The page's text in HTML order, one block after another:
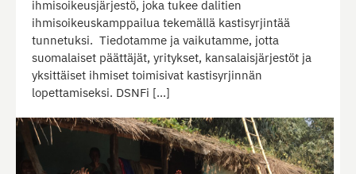
ihmisoikeusjärjestö, joka tukee dalitien
ihmisoikeuskamppailua tekemällä kastisyrjintää
tunnetuksi. Tiedotamme ja vaikutamme, jotta
suomalaiset päättäjät, yritykset, kansalaisjärjestöt ja
yksittäiset ihmiset toimisivat kastisyrjinnän
lopettamiseksi. DSNFi […]